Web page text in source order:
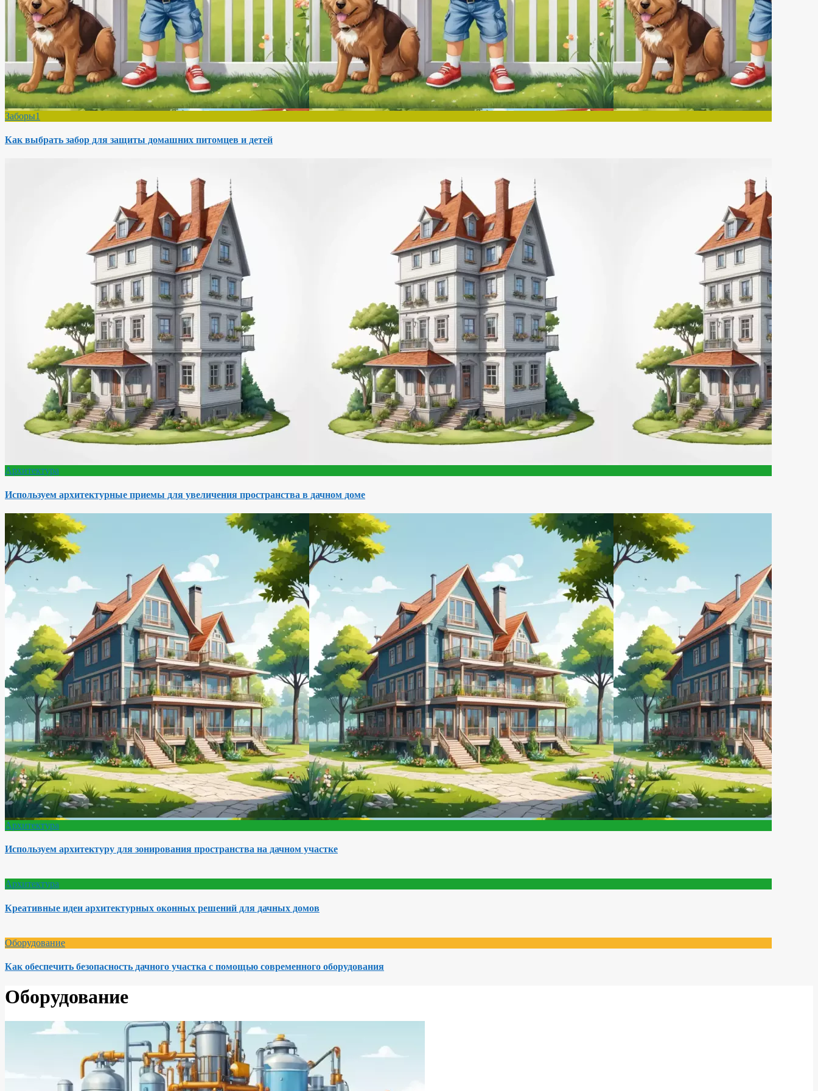
Заборы1
Как выбрать забор для защиты домашних питомцев и детей
Архитектура
Используем архитектурные приемы для увеличения пространства в дачном доме
Архитектура
Используем архитектуру для зонирования пространства на дачном участке
Архитектура
Креативные идеи архитектурных оконных решений для дачных домов
Оборудование
Как обеспечить безопасность дачного участка с помощью современного оборудования
Оборудование